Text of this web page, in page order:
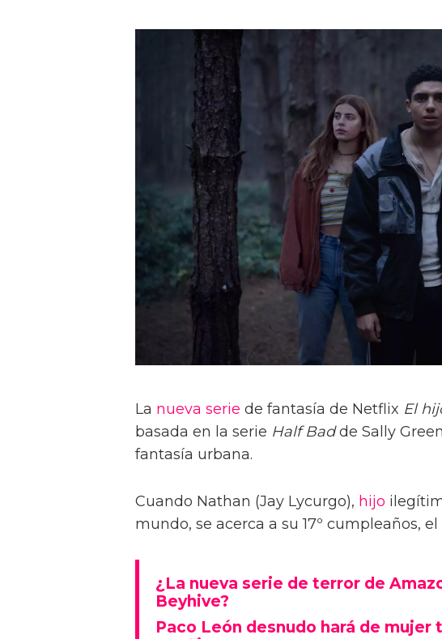
La nueva serie de fantasía de Netflix El
basada en la serie Half Badde Sally
fantasía urbana.
Cuando Nathan (Jay Lycurgo), hijo
mundo, se acerca a su 17º cumpleaños, el
¿La nueva serie de terror de
Beyhive?
Paco León desnudo hará de mujer